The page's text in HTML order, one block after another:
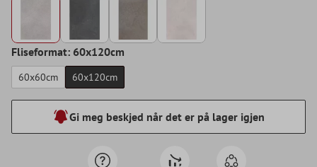
Fliseformat: 60x120cm
60x60cm 60x120cm
Gi meg beskjed når det er på lager igjen